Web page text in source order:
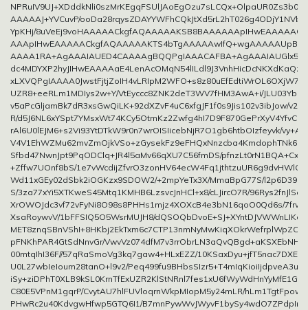
AAAAAJ+YVCuvP/
YpKHj/
UZR8+eeRLm1MDIys2w+Y/VtEyccc8ZNK2deT3WV7fHM3AwA+i/
v5aPcGljamBk7dR3xsGwQiLK+92dXZvF4uC6xfgJF1f0s9Jis102v3ibJow/
R/
rAl6U0lEJM6+s2Vi93YtDTkW9r0n7wrOISIicebNjR7O1gb6htbOIzfeyvk/
Sfbd47NwnJpt9PqODClq+JR4l5aMv66qXU7C56fmDS/
+Zffw7UOnf8bS/
Wd11xGEy02dSbk2iOGKzx9SDOW2/+2mpYeTx3X/MmaBpG77S/
S/3za77xYi5XTKweS45Mtq1KMHB6LzsvcJnHCl+x8/cLJircO7R/
XrOWOJdc3vf72vFyNi8O98s8PHHs1mjz4XOXcB4e3bN16qoO0Qd6s/
XsaRoywvV/1bFFSIQ5O5WsrMUJH8/
pFNKhPAR4GtSdNnvGr/
00mtqIhI36F//57qRaSmoVg3kq7gaw4+HLxEZZ/
U0L27wbIeIoum28tanO+l9v2/
iSy+ziDPhT0XLB9kSL0KrnTfExUZR2KlStNRnl7fes1xU6fWyWdHnYyMfE1Gf/
C80E5VPnM1gqrP/CvytAU7hlFUVloqrnWkpMIopM5y24mLR/
PHwRc2u40KdvgwHfwp5GTQ6I1/